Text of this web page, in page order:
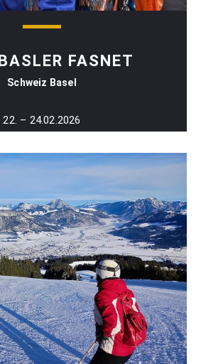
FASNET
Schweiz Basel
22. – 24.02.2026